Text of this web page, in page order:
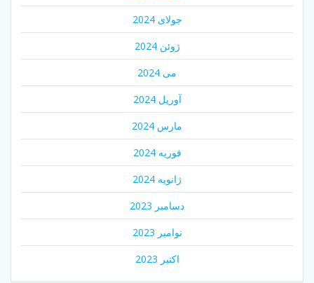
جولای 2024
ژوئن 2024
می 2024
آوریل 2024
مارس 2024
فوریه 2024
ژانویه 2024
دسامبر 2023
نوامبر 2023
اکتبر 2023